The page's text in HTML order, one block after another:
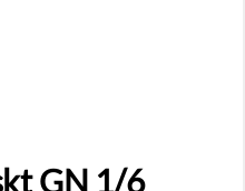
GN 1/6